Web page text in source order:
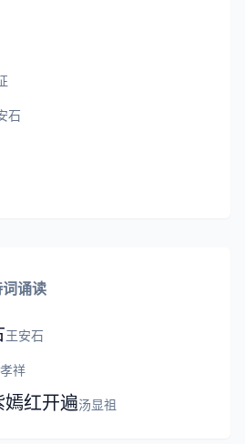
石
诵读
王安石
祥
嫣红开遍汤显祖